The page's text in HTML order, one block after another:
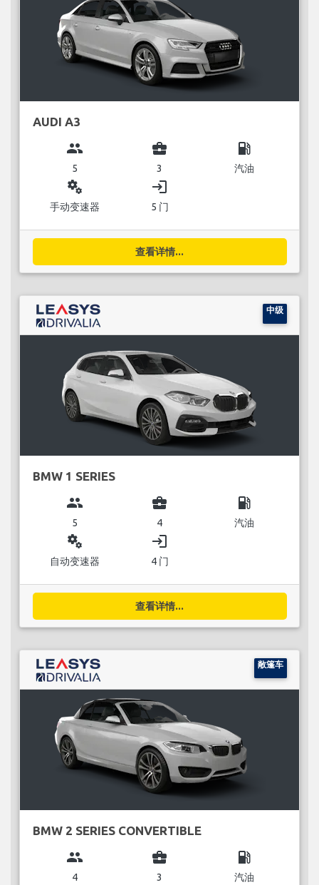
AUDI A3
group
5
business_center
3
local_gas_station
汽油
miscellaneous_services
手动变速器
login
5 门
查看详情...
中级
BMW 1 SERIES
group
5
business_center
4
local_gas_station
汽油
miscellaneous_services
自动变速器
login
4 门
查看详情...
敞篷车
BMW 2 SERIES CONVERTIBLE
group
4
business_center
3
local_gas_station
汽油